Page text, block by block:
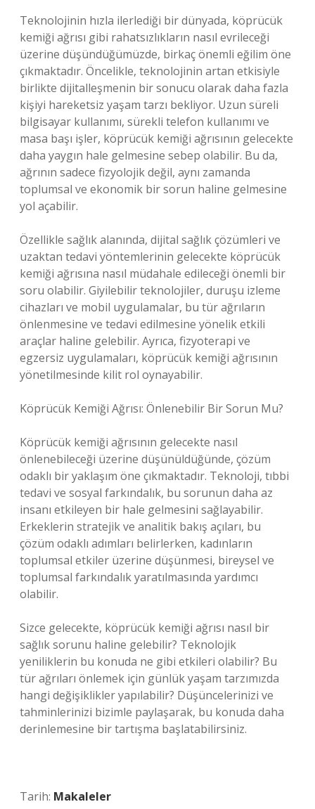
Teknolojinin hızla ilerlediği bir dünyada, köprücük
kemiği ağrısı gibi rahatsızlıkların nasıl evrileceği
üzerine düşündüğümüzde, birkaç önemli eğilim öne
çıkmaktadır. Öncelikle, teknolojinin artan etkisiyle
birlikte dijitalleşmenin bir sonucu olarak daha fazla
kişiyi hareketsiz yaşam tarzı bekliyor. Uzun süreli
bilgisayar kullanımı, sürekli telefon kullanımı ve
masa başı işler, köprücük kemiği ağrısının gelecekte
daha yaygın hale gelmesine sebep olabilir. Bu da,
ağrının sadece fizyolojik değil, aynı zamanda
toplumsal ve ekonomik bir sorun haline gelmesine
yol açabilir.
Özellikle sağlık alanında, dijital sağlık çözümleri ve
uzaktan tedavi yöntemlerinin gelecekte köprücük
kemiği ağrısına nasıl müdahale edileceği önemli bir
soru olabilir. Giyilebilir teknolojiler, duruşu izleme
cihazları ve mobil uygulamalar, bu tür ağrıların
önlenmesine ve tedavi edilmesine yönelik etkili
araçlar haline gelebilir. Ayrıca, fizyoterapi ve
egzersiz uygulamaları, köprücük kemiği ağrısının
yönetilmesinde kilit rol oynayabilir.
Köprücük Kemiği Ağrısı: Önlenebilir Bir Sorun Mu?
Köprücük kemiği ağrısının gelecekte nasıl
önlenebileceği üzerine düşünüldüğünde, çözüm
odaklı bir yaklaşım öne çıkmaktadır. Teknoloji, tıbbi
tedavi ve sosyal farkındalık, bu sorunun daha az
insanı etkileyen bir hale gelmesini sağlayabilir.
Erkeklerin stratejik ve analitik bakış açıları, bu
çözüm odaklı adımları belirlerken, kadınların
toplumsal etkiler üzerine düşünmesi, bireysel ve
toplumsal farkındalık yaratılmasında yardımcı
olabilir.
Sizce gelecekte, köprücük kemiği ağrısı nasıl bir
sağlık sorunu haline gelebilir? Teknolojik
yeniliklerin bu konuda ne gibi etkileri olabilir? Bu
tür ağrıları önlemek için günlük yaşam tarzımızda
hangi değişiklikler yapılabilir? Düşüncelerinizi ve
tahminlerinizi bizimle paylaşarak, bu konuda daha
derinlemesine bir tartışma başlatabilirsiniz.
Tarih: Makaleler